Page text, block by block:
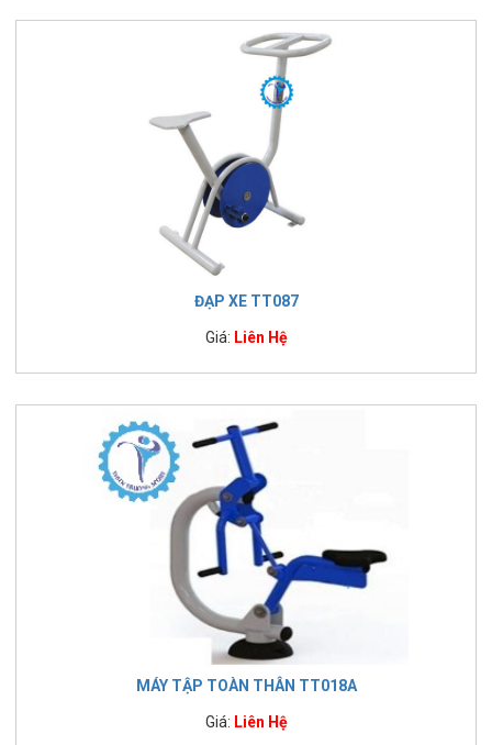
ĐẠP XE TT087
Giá: Liên Hệ
MÁY TẬP TOÀN THÂN TT018A
Giá: Liên Hệ